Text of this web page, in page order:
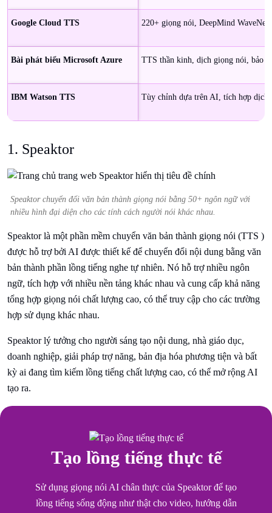
Google Cloud TTS 220+ giọng nói, DeepMind
Bài phát biểu Microsoft Azure TTS thần kinh, dịch giọng nói, bảo
IBM Watson TTS Tùy chỉnh dựa trên AI, tích hợp dịch
1. Speaktor
Speaktor chuyển đổi văn bản thành giọng nói bằng 50+ ngôn ngữ với
nhiều hình đại diện cho các tính cách người nói khác nhau.
Speaktor là một phần mềm chuyển văn bản thành giọng nói (TTS )
được hỗ trợ bởi AI được thiết kế để chuyển đổi nội dung bằng văn
bản thành phần lồng tiếng nghe tự nhiên. Nó hỗ trợ nhiều ngôn
ngữ, tích hợp với nhiều nền tảng khác nhau và cung cấp khả năng
tổng hợp giọng nói chất lượng cao, có thể truy cập cho các trường
hợp sử dụng khác nhau.
Speaktor lý tưởng cho người sáng tạo nội dung, nhà giáo dục,
doanh nghiệp, giải pháp trợ năng, bản địa hóa phương tiện và bất
kỳ ai đang tìm kiếm lồng tiếng chất lượng cao, có thể mở rộng AI
tạo ra.
Tạo lồng tiếng thực tế
Sử dụng giọng nói AI chân thực của Speaktor để tạo
lồng tiếng sống động như thật cho video, hướng dẫn